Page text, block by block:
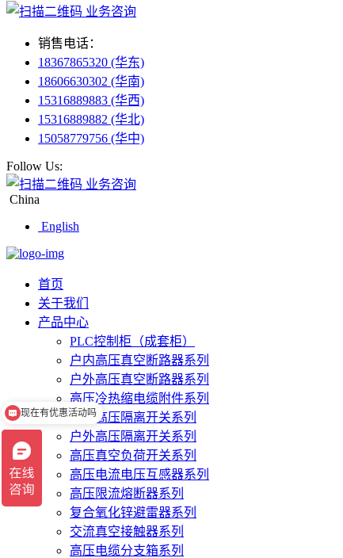
业务咨询
销售电话：
18367865320 (华东)
18606630302 (华南)
15316889883 (华西)
15316889882 (华北)
15058779756 (华中)
Follow Us:
业务咨询
China
English
首页
关于我们
产品中心
PLC控制柜（成套柜）
户内高压真空断路器系列
户外高压真空断路器系列
高压冷热缩电缆附件系列
户内高压隔离开关系列
户外高压隔离开关系列
高压真空负荷开关系列
高压电流电压互感器系列
高压限流熔断器系列
复合氧化锌避雷器系列
交流真空接触器系列
高压电缆分支箱系列
可以介绍下你们的产品么
现在有优惠活动吗